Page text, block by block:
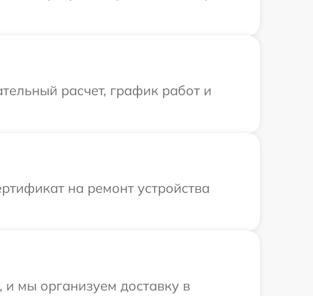
расчет, график работ и
на ремонт устройства
мы организуем доставку в